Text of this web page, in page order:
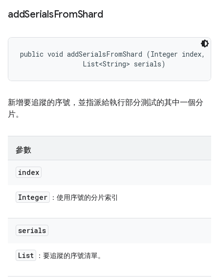
addSerialsFromShard
public void addSerialsFromShard (Integer index,
                List<String> serials)
新增要追蹤的序號，並指派給執行部分測試的其中一個分
片。
參數
index
Integer ：使用序號的分片索引
serials
List ：要追蹤的序號清單。